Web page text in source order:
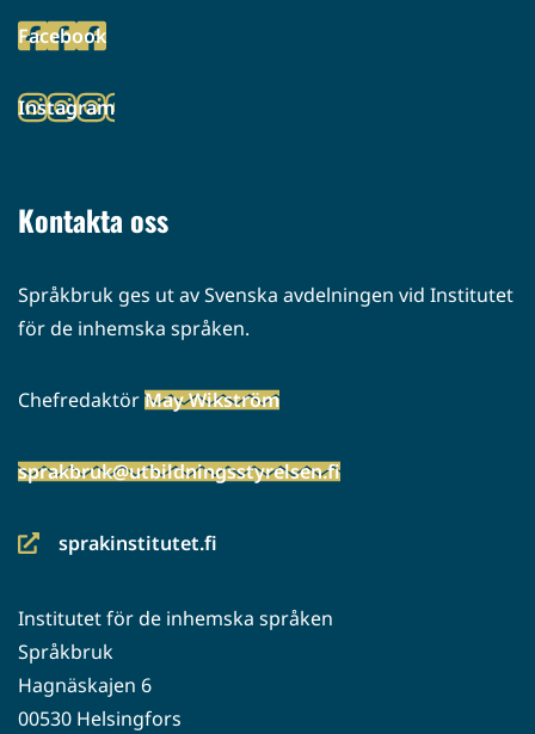
palveluun)
Facebook
(siirryt
palveluun)
Instagram
(siirryt
Kontakta oss
Språkbruk ges ut av Svenska avdelningen vid Institutet
för de inhemska språken.
ChefredaktörMay Wikström
sprakbruk@utbildningsstyrelsen.fi
sprakinstitutet.fi
(siirryt
palveluun)
Institutet för de inhemska språken
Språkbruk
Hagnäskajen 6
00530 Helsingfors